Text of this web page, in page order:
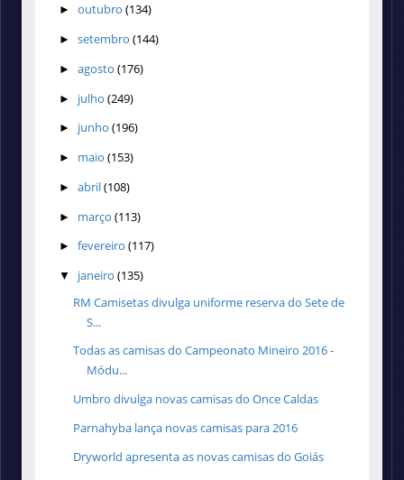
► outubro (134)
► setembro (144)
► agosto (176)
► julho (249)
► junho (196)
► maio (153)
► abril(108)
► março (113)
► fevereiro (117)
▼ janeiro (135)
RM Camisetas divulga uniforme reserva do Sete de
S...
Todas as camisas do Campeonato Mineiro 2016 -
Módu...
Umbro divulga novas camisas do Once Caldas
Parnahyba lança novas camisas para 2016
Dryworld apresenta as novas camisas do Goiás